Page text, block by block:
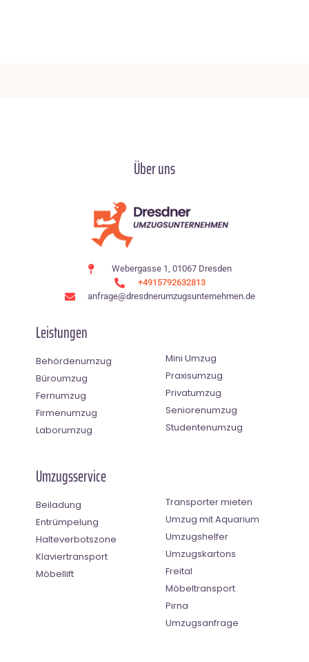
Über uns
Webergasse 1, 01067 Dresden
+4915792632813
anfrage@dresdnerumzugsunternehmen.de
Leistungen
Behördenumzug
Büroumzug
Fernumzug
Firmenumzug
Laborumzug
Mini Umzug
Praxisumzug
Privatumzug
Seniorenumzug
Studentenumzug
Umzugsservice
Beiladung
Entrümpelung
Halteverbotszone
Klaviertransport
Möbellift
Transporter mieten
Umzug mit Aquarium
Umzugshelfer
Umzugskartons
Freital
Möbeltransport
Pirna
Umzugsanfrage